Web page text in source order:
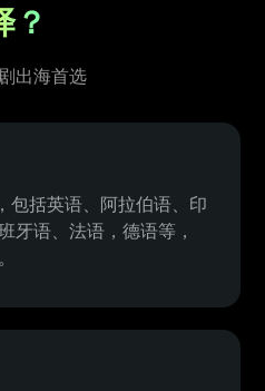
？
出海首选
包括英语、阿拉伯语、印
牙语、法语，德语等，